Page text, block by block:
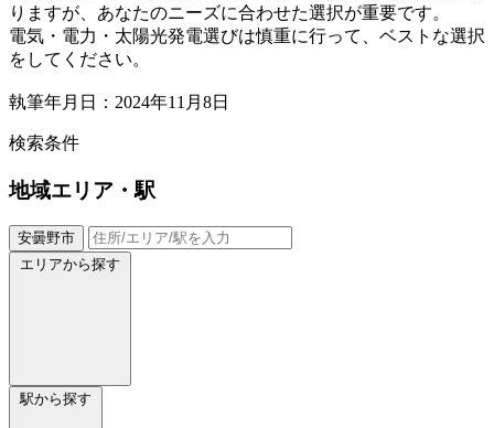
りますが、あなたのニーズに合わせた選択が重要です。
電気・電力・太陽光発電選びは慎重に行って、ベストな選択
をしてください。
執筆年月日：2024年11月8日
検索条件
地域エリア・駅
安曇野市
エリアから探す
駅から探す